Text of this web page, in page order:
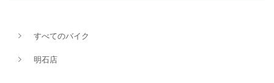
すべてのバイク
明石店
新車